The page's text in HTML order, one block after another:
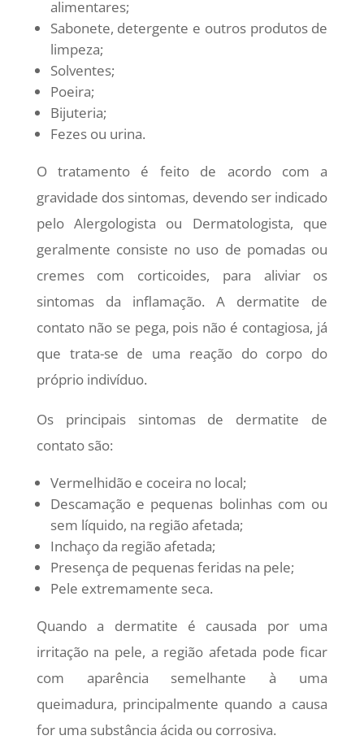
alimentares;
Sabonete, detergente e outros produtos de
limpeza;
Solventes;
Poeira;
Bijuteria;
Fezes ou urina.
O tratamento é feito de acordo com a
gravidade dos sintomas, devendo ser indicado
pelo Alergologista ou Dermatologista, que
geralmente consiste no uso de pomadas ou
cremes com corticoides, para aliviar os
sintomas da inflamação. A dermatite de
contato não se pega, pois não é contagiosa, já
que trata-se de uma reação do corpo do
próprio indivíduo.
Os principais sintomas de dermatite de
contato são:
Vermelhidão e coceira no local;
Descamação e pequenas bolinhas com ou
sem líquido, na região afetada;
Inchaço da região afetada;
Presença de pequenas feridas na pele;
Pele extremamente seca.
Quando a dermatite é causada por uma
irritação na pele, a região afetada pode ficar
com aparência semelhante à uma
queimadura, principalmente quando a causa
for uma substância ácida ou corrosiva.